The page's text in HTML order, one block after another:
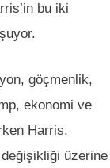
bu iki
göçmenlik,
ekonomi ve
Harris,
üzerine